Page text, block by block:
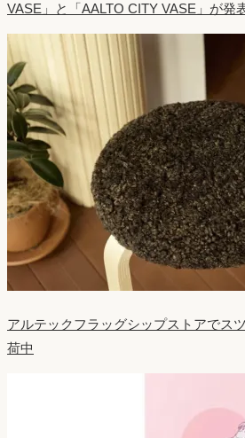
VASE」と「AALTO CITY VASE」が発
アルテックフラッグシップストアでス
荷中